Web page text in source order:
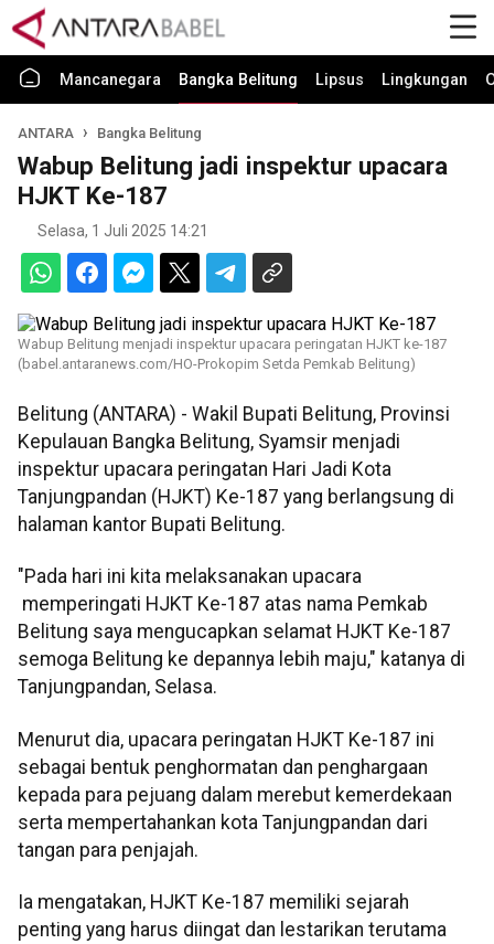
Mancanegara Bangka Belitung Lipsus Lingkungan
ANTARA Bangka Belitung
Wabup Belitung jadi inspektur upacara
HJKT Ke-187
Selasa, 1 Juli 2025 14:21
Wabup Belitung menjadi inspektur upacara peringatan HJKT ke-187
(babel.antaranews.com/HO-Prokopim Setda Pemkab Belitung)
Belitung (ANTARA) - Wakil Bupati Belitung, Provinsi
Kepulauan Bangka Belitung, Syamsir menjadi
inspektur upacara peringatan Hari Jadi Kota
Tanjungpandan (HJKT) Ke-187 yang berlangsung di
halaman kantor Bupati Belitung.
"Pada hari ini kita melaksanakan upacara
memperingati HJKT Ke-187 atas nama Pemkab
Belitung saya mengucapkan selamat HJKT Ke-187
semoga Belitung ke depannya lebih maju," katanya di
Tanjungpandan, Selasa.
Menurut dia, upacara peringatan HJKT Ke-187 ini
sebagai bentuk penghormatan dan penghargaan
kepada para pejuang dalam merebut kemerdekaan
serta mempertahankan kota Tanjungpandan dari
tangan para penjajah.
Ia mengatakan, HJKT Ke-187 memiliki sejarah
penting yang harus diingat dan lestarikan terutama